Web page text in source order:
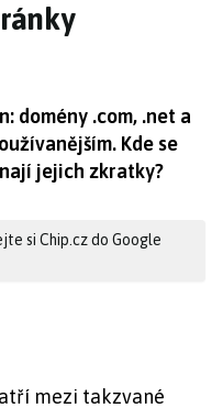
domény .com, .net a
Kde se
jejich zkratky?
si Chip.cz do Google
mezi takzvané